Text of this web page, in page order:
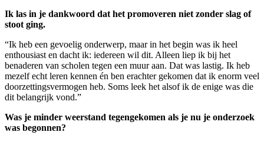
Ik las in je dankwoord dat het promoveren niet zonder slag of
stoot ging.
“Ik heb een gevoelig onderwerp, maar in het begin was ik heel
enthousiast en dacht ik: iedereen wil dit. Alleen liep ik bij het
benaderen van scholen tegen een muur aan. Dat was lastig. Ik heb
mezelf echt leren kennen én ben erachter gekomen dat ik enorm veel
doorzettingsvermogen heb. Soms leek het alsof ik de enige was die
dit belangrijk vond.”
Was je minder weerstand tegengekomen als je nu je onderzoek
was begonnen?